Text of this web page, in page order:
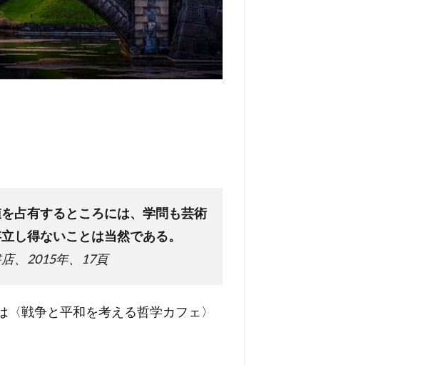
占有するところには、学問も芸術
し得ないことは当然である。
、2015年、17頁
戦争と平和を考える哲学カフェ〉